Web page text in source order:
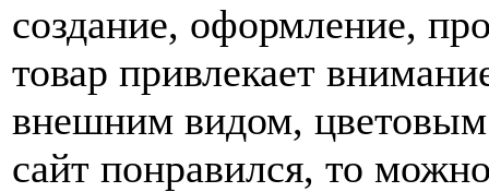
создание, оформление,
товар привлекает
внешним видом,
сайт понравился, то